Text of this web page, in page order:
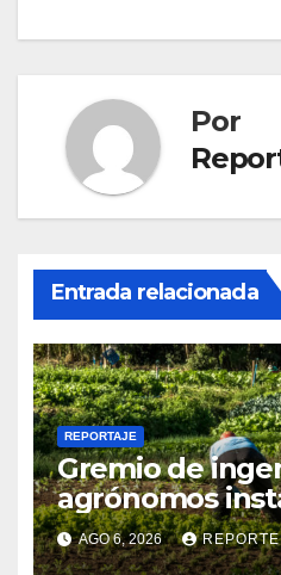
Por
Entrada relacionada
REPORTAJE
Gremio de
agrónomos
financiar la
familiar
AGO 6, 2026